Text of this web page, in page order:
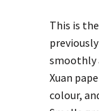
This is
smoothly
Xuan
colour,